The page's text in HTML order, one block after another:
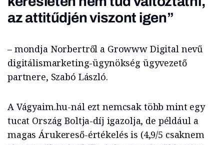
az attitűdjén viszont igen”
– mondja Norbertről a Growww Digital nevű
digitálismarketing-ügynökség ügyvezető
partnere, Szabó László.
A Vágyaim.hu-nál ezt nemcsak több mint egy
tucat Ország Boltja-díj igazolja, de például a
magas Árukereső-értékelés is (4,9/5 csaknem